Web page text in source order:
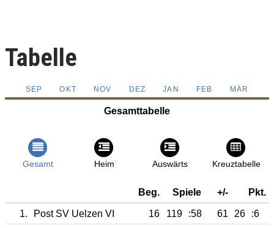
Tabelle
SEP OKT NOV DEZ JAN FEB MÄR
Gesamttabelle
Gesamt Heim Auswärts Kreuztabelle
Beg. Spiele +/- Pkt.
1. Post SV Uelzen VI 16 119 :58 61 26
:6